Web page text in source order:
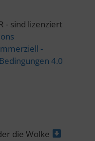
- sind lizenziert
-
4.0
die Wolke